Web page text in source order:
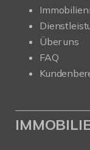
Über uns
FAQ